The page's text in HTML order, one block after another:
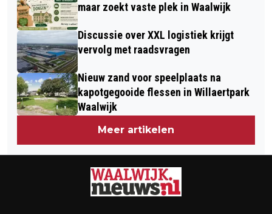
maar zoekt vaste plek in Waalwijk
Discussie over XXL logistiek krijgt
vervolg met raadsvragen
Nieuw zand voor speelplaats na
kapotgegooide flessen in Willaertpark
Waalwijk
Meer artikelen